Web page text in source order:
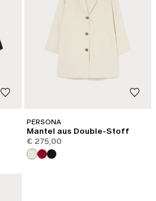
PERSONA
Mantel aus Double-Stoff
€ 275,00